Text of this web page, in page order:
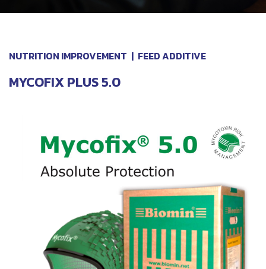
NUTRITION IMPROVEMENT | FEED ADDITIVE
MYCOFIX PLUS 5.0